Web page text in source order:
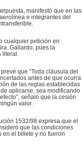
manifestó que en las
e integrantes del
cualquier petición en
Gallardo, pues la
literal.
que “Toda cláusula del
antes de que ocurra
de las reglas establecidas
aplicarse, sea modificando
señaló que la cesión
valor.
1532/98 expresa que el
que las condiciones
en el billete y no fueron